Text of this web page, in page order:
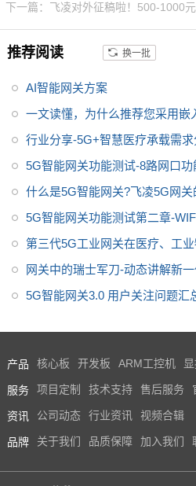
组可为用户提供高带宽、低延
时、大连接的服务。5G智能网关
配有8个独立MAC地址的千兆以
广泛适用于智慧城市、智慧工
厂、智慧电力、智慧水务、智慧
的第三方组件Samba、Lighttp
d、虚拟化技术（Docker、LX
C、QEMU）、IPSEC、OpenSS
用户二次开发。
下一篇：飞凌对外征稿啦！500-1000元
推荐阅读 换一批
AI智能网关方案
一文读懂，为什么推荐您采用嵌
行业分享-5G+智慧医疗承载需
5G智能网关功能测试-8路网口功
什么是5G智能网关?飞凌5G网关
5G智能网关功能测试第二章-
第三代5G工业网关在医疗、工
市中的智能应用
网关中的瑞士军刀-动态讲解新
用
5G智能网关3.0 用户关注问题汇
产品 核心板 开发板 ARM工控机
服务 项目定制 技术支持 售后服务
资讯 公司动态 行业资讯 视频合辑
品牌 关于我们 品质保障 加入我们